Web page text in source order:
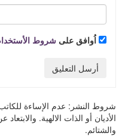
اُوافق على شروط
أرسل التعليق
شروط النشر: عدم الإساءة
الأديان أو الذات الالهية.
والشتائم.